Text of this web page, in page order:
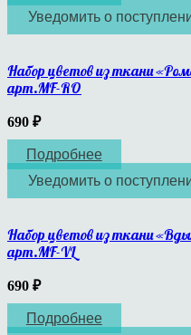
Уведомить о
Набор цветов из ткани
арт.MF-RO
690 ₽
Подробнее
Уведомить о
Набор цветов из ткани
арт.MF-VL
690 ₽
Подробнее